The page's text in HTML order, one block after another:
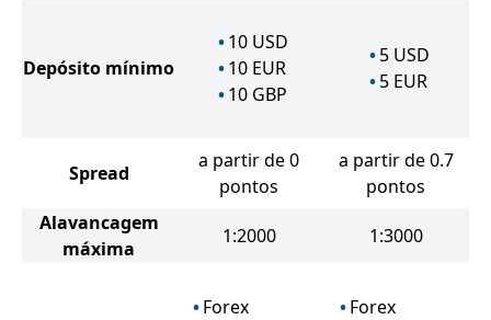
Depósito mínimo
10 USD
10 EUR
10 GBP
5 USD
5 EUR
Spread
a partir de 0
pontos
a partir de 0.7
pontos
Alavancagem
máxima
1:2000 1:3000
Forex
Forex